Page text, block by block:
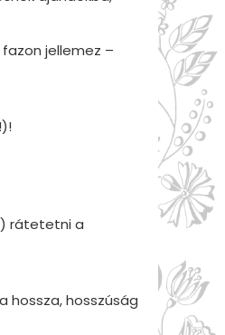
jellemez –
rátetetni a
hossza, hosszúság